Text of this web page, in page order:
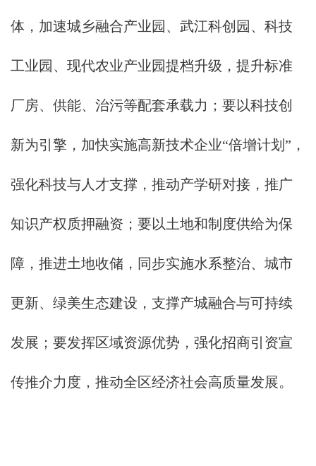
体，加速城乡融合产业园、武江科创园、科技
工业园、现代农业产业园提档升级，提升标准
厂房、供能、治污等配套承载力；要以科技创
新为引擎，加快实施高新技术企业“倍增计划”，
强化科技与人才支撑，推动产学研对接，推广
知识产权质押融资；要以土地和制度供给为保
障，推进土地收储，同步实施水系整治、城市
更新、绿美生态建设，支撑产城融合与可持续
发展；要发挥区域资源优势，强化招商引资宣
传推介力度，推动全区经济社会高质量发展。